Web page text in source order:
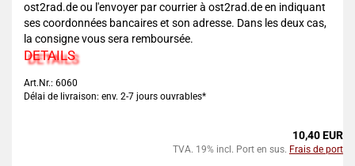
ost2rad.de ou l'envoyer par courrier à ost2rad.de en indiquant
ses coordonnées bancaires et son adresse. Dans les deux cas,
la consigne vous sera remboursée.
DETAILS
Art.Nr.: 6060
Délai de livraison: env. 2-7 jours ouvrables*
10,40 EUR
TVA. 19% incl. Port en sus. Frais de port